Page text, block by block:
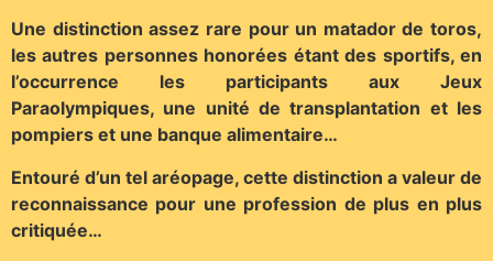
Une distinction assez rare pour un matador de toros,
les autres personnes honorées étant des sportifs, en
l’occurrence les participants aux Jeux
Paraolympiques, une unité de transplantation et les
pompiers et une banque alimentaire…
Entouré d’un tel aréopage, cette distinction a valeur de
reconnaissance pour une profession de plus en plus
critiquée…